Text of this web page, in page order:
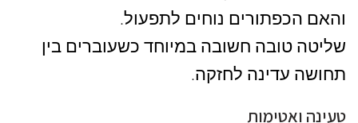
והאם הכפתורים נוחים לתפעול.
שליטה טובה חשובה במיוחד כשעוברים בין
תחושה עדינה לחזקה.
טעינה ואטימות